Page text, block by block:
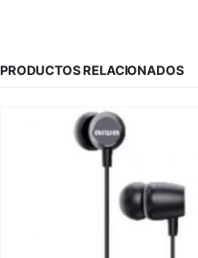
PRODUCTOS RELACIONADOS